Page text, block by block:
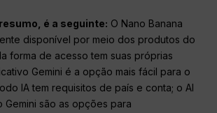
é a seguinte: O Nano Banana
disponível por meio dos produtos do
forma de acesso tem suas próprias
Gemini é a opção mais fácil para o
IA tem requisitos de país e conta; o AI
Gemini são as opções para